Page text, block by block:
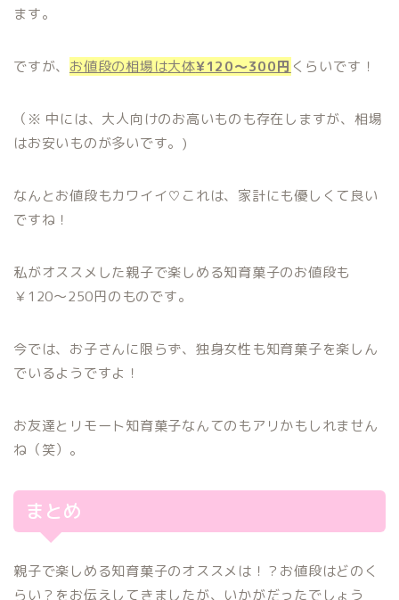
ます。
ですが、 お値段の相場は大体¥120〜300円 くらいです！
（※ 中には、大人向けのお高いものも存在しますが、相場
はお安いものが多いです。)
なんとお値段もカワイイ♡これは、家計にも優しくて良い
ですね！
私がオススメした親子で楽しめる知育菓子のお値段も
￥120〜250円のものです。
今では、お子さんに限らず、独身女性も知育菓子を楽しん
でいるようですよ！
お友達とリモート知育菓子なんてのもアリかもしれません
ね（笑）。
まとめ
親子で楽しめる知育菓子のオススメは！？お値段はどのく
らい？をお伝えしてきましたが、いかがだったでしょう